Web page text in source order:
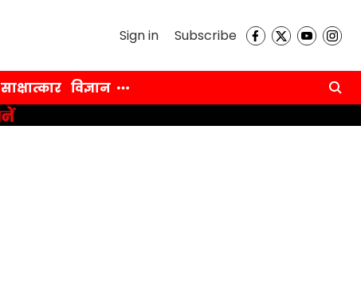
Sign in Subscribe
साक्षात्कार विज्ञान